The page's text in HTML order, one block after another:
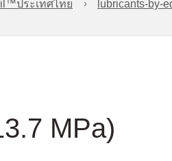
ประเทศไทย lubricants-by-
MPa)